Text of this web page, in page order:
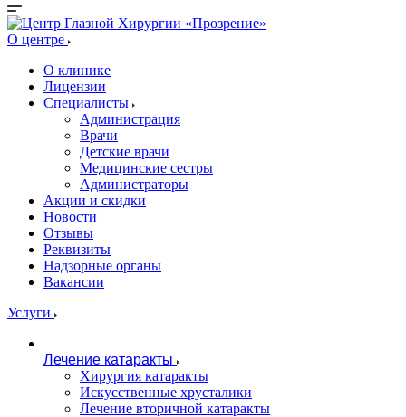
О центре
О клинике
Лицензии
Специалисты
Администрация
Врачи
Детские врачи
Медицинские сестры
Администраторы
Акции и скидки
Новости
Отзывы
Реквизиты
Надзорные органы
Вакансии
Услуги
Лечение катаракты
Хирургия катаракты
Искусственные хрусталики
Лечение вторичной катаракты